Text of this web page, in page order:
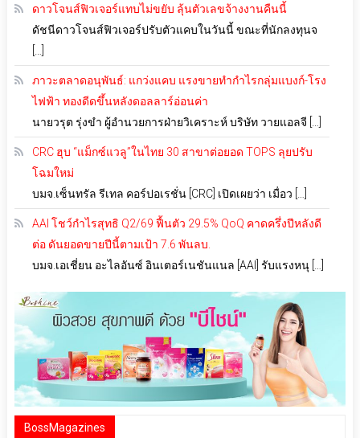
ดาวโจนส์ฟิวเจอร์แทบไม่ขยับ ลุ้นตัวเลขจ้างงานคืนนี้
ดัชนีดาวโจนส์ฟิวเจอร์ปรับตัวแคบในวันนี้ ขณะที่นักลงทุนจ
ภาวะตลาดอนุพันธ์: แกว่งแคบ แรงขายทำกำไรกลุ่มแบงก์-โรง
ไฟฟ้า ทองดีดขึ้นหลังดอลลาร์อ่อนค่า
นายวรุต รุ่งขำ ผู้อำนวยการฝ่ายวิเคราะห์ บริษัท วายแอลจี […]
CRC ฮุบ “แม็กซ์แวลู”ในไทย 30 สาขาต่อยอด TOPS ลุยปรับ
โฉมใหม่
บมจ.เซ็นทรัล รีเทล คอร์ปอเรชั่น [CRC] เปิดเผยว่า เมื่อว […]
AAI โชว์กำไรสุทธิ Q2/69 ฟื้นตัว 29.5% QoQ คาดครึ่งปีหลังดี
ต่อ ดันยอดขายปีนี้ตามเป้า 7.6 พันลบ.
บมจ.เอเชี่ยน อะไลอันซ์ อินเตอร์เนชันแนล [AAI] รับแรงหนุ […]
BossMagazines